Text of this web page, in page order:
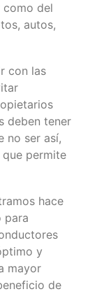
del
autos,
con las
deben tener
no ser así,
permite
hace
para
y
mayor
de